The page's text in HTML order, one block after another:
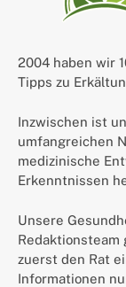
2004 haben wir
Tipps zu
Inzwischen ist
umfangreichen
medizinische
Erkenntnissen
Unsere
zuerst den Rat
Informationen